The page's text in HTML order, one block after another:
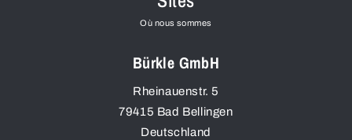
Où nous sommes
Bürkle GmbH
Rheinauenstr. 5
79415 Bad Bellingen
Deutschland